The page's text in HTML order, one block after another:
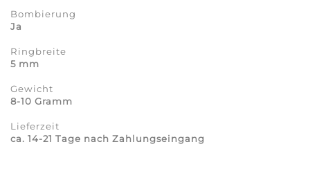
Bombierung
Ja
Ringbreite
5 mm
Gewicht
8-10 Gramm
Lieferzeit
ca. 14-21 Tage nach Zahlungseingang